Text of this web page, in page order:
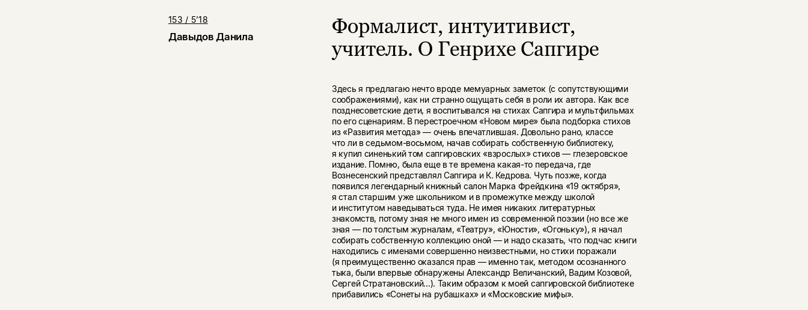
153 / 5’18
Давыдов Данила
Формалист, интуитивист,
учитель. О Генрихе Сапгире
Здесь я предлагаю нечто вроде мемуарных заметок (с сопутствующими
соображениями), как ни странно ощущать себя в роли их автора. Как все
позднесоветские дети, я воспитывался на стихах Сапгира и мультфильмах
по его сценариям. В перестроечном «Новом мире» была подборка стихов
из «Развития метода» — очень впечатлившая. Довольно рано, классе
что ли в седьмом-восьмом, начав собирать собственную библиотеку,
я купил синенький том сапгировских «взрослых» стихов — глезеровское
издание. Помню, была еще в те времена какая-то передача, где
Вознесенский представлял Сапгира и К. Кедрова. Чуть позже, когда
появился легендарный книжный салон Марка Фрейдкина «19 октября»,
я стал старшим уже школьником и в промежутке между школой
и институтом наведываться туда. Не имея никаких литературных
знакомств, потому зная не много имен из современной поэзии (но все же
зная — по толстым журналам, «Театру», «Юности», «Огоньку»), я начал
собирать собственную коллекцию оной — и надо сказать, что подчас книги
находились с именами совершенно неизвестными, но стихи поражали
(я преимущественно оказался прав — именно так, методом осознанного
тыка, были впервые обнаружены Александр Величанский, Вадим Козовой,
Сергей Стратановский...). Таким образом к моей сапгировской библиотеке
прибавились «Сонеты на рубашках» и «Московские мифы».